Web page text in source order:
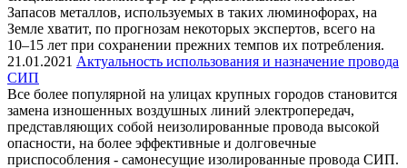
Запасов металлов, используемых в таких люминофорах, на
Земле хватит, по прогнозам некоторых экспертов, всего на
10–15 лет при сохранении прежних темпов их потребления.
21.01.2021 Актуальность использования и назначение провода
СИП
Все более популярной на улицах крупных городов становится
замена изношенных воздушных линий электропередач,
представляющих собой неизолированные провода высокой
опасности, на более эффективные и долговечные
приспособления - самонесущие изолированные провода СИП.